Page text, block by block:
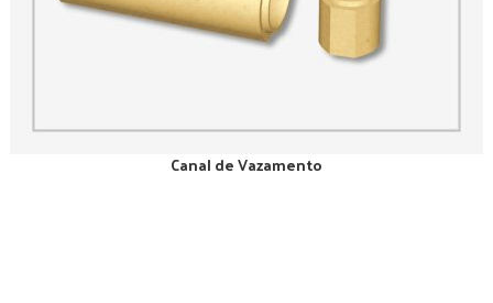
Canal de Vazamento